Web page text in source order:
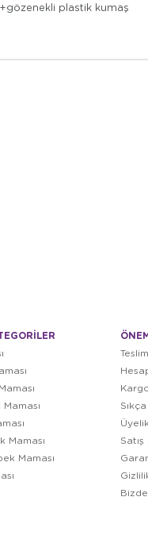
plastik kumaş
Maması
Maması
Maması